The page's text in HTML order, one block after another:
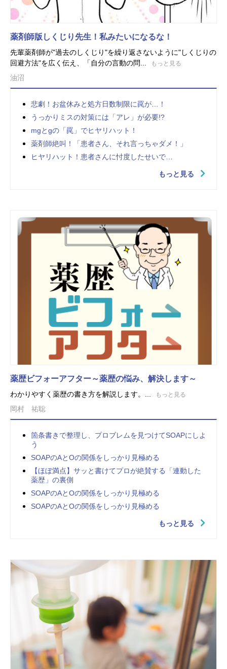
薬剤師版しくじり先生！私みたいになるな！
先輩薬剤師が"過去のしくじり"を繰り返さないように"しくじりの
回避方法"を広く伝え、「自分の言動の問...
もっと見る
油沼
悲劇！お盆休みと処方日数制限に罠が…！
うっかりミスの対策には「アレ」が必要!?
mgとgの「罠」でヒヤリハット！
薬剤師絶叫！「患者さん、それ言っちゃダメ！」
ヒヤリハット！患者さんに忖度したせいで…
もっと見る
薬歴ビフォーアフター～薬歴の悩み、解決します～
わかりやすく薬歴の書き方を解説します。... もっと見る
岡村 祐聡
箇条書きで整理し、プロブレムを見つけてSOAPにしよ
う
SOAPのAとOの関係をしっかり見極める
【ほぼ満点】サッと書けてプロが絶賛する「連動した
薬歴」の裏側
SOAPのAとOの関係をしっかり見極める
SOAPのAとOの関係をしっかり見極める
もっと見る